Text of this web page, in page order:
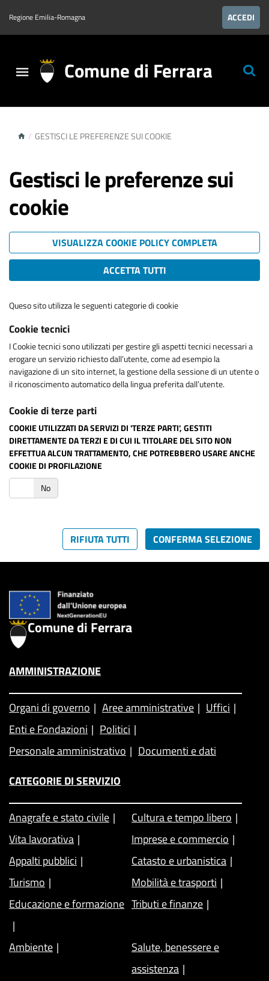
Regione Emilia-Romagna ACCEDI
Comune di Ferrara
/ GESTISCI LE PREFERENZE SUI COOKIE
Gestisci le preferenze sui
cookie
VISUALIZZA COOKIE POLICY COMPLETA
ACCETTA TUTTI
Queso sito utilizza le seguenti categorie di cookie
Cookie tecnici
I Cookie tecnici sono utilizzati per gestire gli aspetti tecnici necessari a
erogare un servizio richiesto dall’utente, come ad esempio la
navigazione di un sito internet, la gestione della sessione di un utente o
il riconoscimento automatico della lingua preferita dall’utente.
Cookie di terze parti
COOKIE UTILIZZATI DA SERVIZI DI 'TERZE PARTI', GESTITI
DIRETTAMENTE DA TERZI E DI CUI IL TITOLARE DEL SITO NON
EFFETTUA ALCUN TRATTAMENTO, CHE POTREBBERO USARE ANCHE
COOKIE DI PROFILAZIONE
No
RIFIUTA TUTTI CONFERMA SELEZIONE
Comune di Ferrara
AMMINISTRAZIONE
Organi di governo Aree amministrative
Uffici
Enti e Fondazioni
Politici
Personale amministrativo
Documenti e dati
CATEGORIE DI SERVIZIO
Anagrafe e stato civile
Cultura e tempo libero
Vita lavorativa
Imprese e commercio
Appalti pubblici
Catasto e urbanistica
Turismo
Mobilità e trasporti
Educazione e formazione Tributi e finanze
Ambiente
Salute, benessere e
assistenza